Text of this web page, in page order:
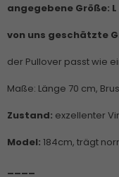
angegebene Größe: L
von uns geschätzte
der Pullover passt wie
Maße: Länge 70 cm,
Zustand: exzellenter
Model: 184cm, trägt